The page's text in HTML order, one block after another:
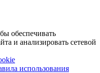
обеспечивать
и анализировать сетевой
использования